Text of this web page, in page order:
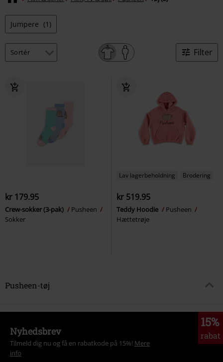
Jumpere (1)
Filter
kr 179.95
Crew-sokker (3-pak)
Pusheen
Sokker
Lav lagerbeholdning Brodering
kr 519.95
Teddy Hoodie
Pusheen
Hættetrøje
Pusheen-tøj
15%
rabat
Nyhedsbrev
Tilmeld dig nu og få en rabatkode på 15%! Mere
info